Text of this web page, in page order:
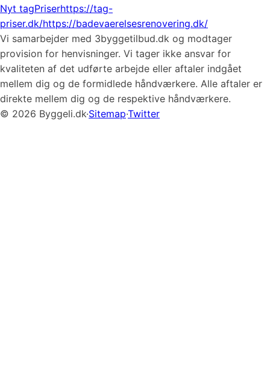
Nyt tagPriserhttps://tag-
priser.dk/https://badevaerelsesrenovering.dk/
Vi samarbejder med 3byggetilbud.dk og modtager
provision for henvisninger. Vi tager ikke ansvar for
kvaliteten af det udførte arbejde eller aftaler indgået
mellem dig og de formidlede håndværkere. Alle aftaler er
direkte mellem dig og de respektive håndværkere.
© 2026 Byggeli.dk·Sitemap·Twitter